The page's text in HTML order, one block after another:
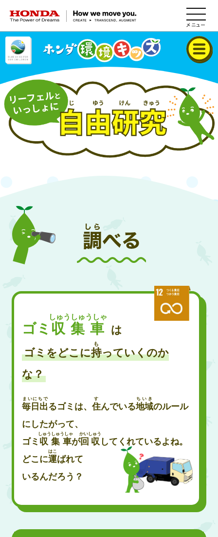
HONDA The Power of Dreams
ゴミ 収集車
しゅうしゅうしゃ
は
ゴミをどこに持
も
っていくのか
な？
毎日出
まいにちで
るゴミは、住
す
んでいる地域
ちいき
のルール
にしたがって、
ゴミ 収集車
しゅうしゅうしゃ
が回収
かいしゅう
してくれているよね。
どこに運
はこ
ばれて
いるんだろう？